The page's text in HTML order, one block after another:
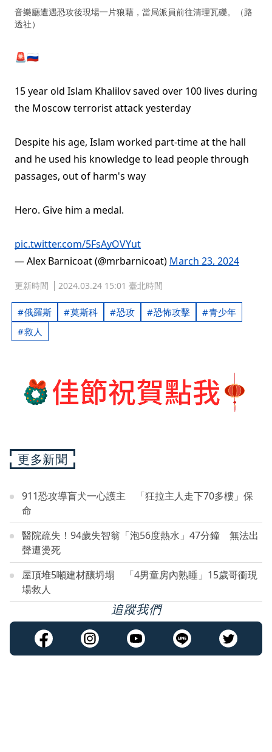
音樂廳遭遇恐攻後現場一片狼藉，當局派員前往清理瓦礫。（路
透社）
🚨🇷🇺
15 year old Islam Khalilov saved over 100 lives during
the Moscow terrorist attack yesterday
Despite his age, Islam worked part-time at the hall
and he used his knowledge to lead people through
passages, out of harm's way
Hero. Give him a medal.
pic.twitter.com/5FsAyOVYut
— Alex Barnicoat (@mrbarnicoat) March 23, 2024
更新時間 2024.03.24 15:01 臺北時間
俄羅斯 莫斯科 恐攻 恐怖攻擊
青少年
救人
更多新聞
911恐攻導盲犬一心護主 「狂拉主人走下70多樓」保
命
醫院疏失！94歲失智翁「泡56度熱水」47分鐘 無法出
聲遭燙死
屋頂堆5噸建材釀坍塌 「4男童房內熟睡」15歲哥衝現
場救人
追蹤我們